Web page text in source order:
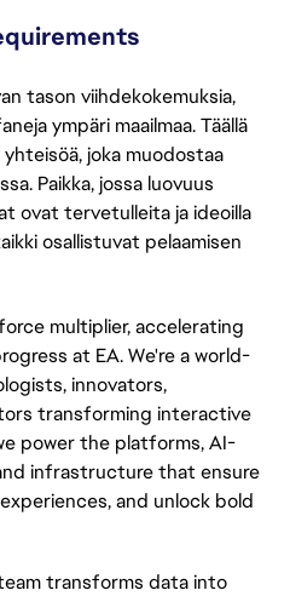
tason viihdekokemuksia,
ympäri maailmaa. Täällä
joka muodostaa
Paikka, jossa luovuus
ovat tervetulleita ja ideoilla
osallistuvat pelaamisen
multiplier, accelerating
at EA. We're a world-
innovators,
transforming interactive
power the platforms, AI-
infrastructure that ensure
and unlock bold
transforms data into